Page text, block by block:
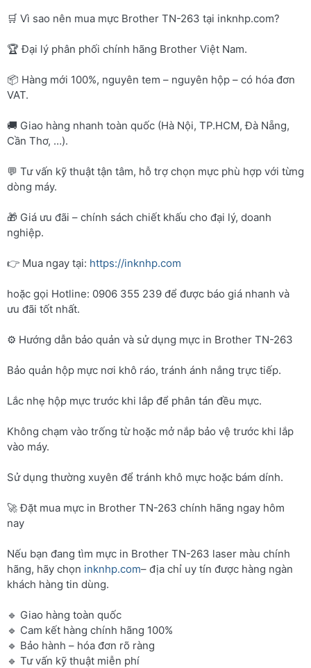
🛒 Vì sao nên mua mực Brother TN-263 tại inknhp.com?
🏆 Đại lý phân phối chính hãng Brother Việt Nam.
📦 Hàng mới 100%, nguyên tem – nguyên hộp – có hóa đơn
VAT.
🚚 Giao hàng nhanh toàn quốc (Hà Nội, TP.HCM, Đà Nẵng,
Cần Thơ, …).
💬 Tư vấn kỹ thuật tận tâm, hỗ trợ chọn mực phù hợp với từng
dòng máy.
🎁 Giá ưu đãi – chính sách chiết khấu cho đại lý, doanh
nghiệp.
👉 Mua ngay tại: https://inknhp.com
hoặc gọi Hotline: 0906 355 239 để được báo giá nhanh và
ưu đãi tốt nhất.
⚙️ Hướng dẫn bảo quản và sử dụng mực in Brother TN-263
Bảo quản hộp mực nơi khô ráo, tránh ánh nắng trực tiếp.
Lắc nhẹ hộp mực trước khi lắp để phân tán đều mực.
Không chạm vào trống từ hoặc mở nắp bảo vệ trước khi lắp
vào máy.
Sử dụng thường xuyên để tránh khô mực hoặc bám dính.
🚀 Đặt mua mực in Brother TN-263 chính hãng ngay hôm
nay
Nếu bạn đang tìm mực in Brother TN-263 laser màu chính
hãng, hãy chọn inknhp.com– địa chỉ uy tín được hàng ngàn
khách hàng tin dùng.
🔹 Giao hàng toàn quốc
🔹 Cam kết hàng chính hãng 100%
🔹 Bảo hành – hóa đơn rõ ràng
🔹 Tư vấn kỹ thuật miễn phí